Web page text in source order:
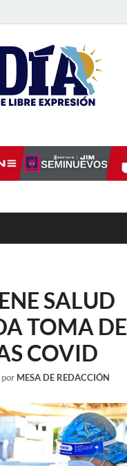
SALUD
TOMA DE
COVID
por MESA DE REDACCIÓN